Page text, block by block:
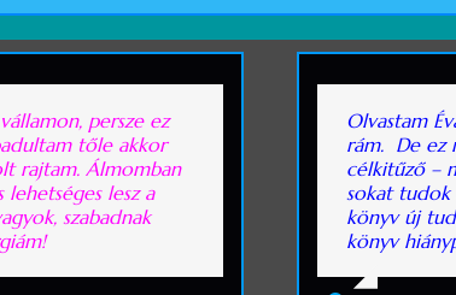
persze ez
tőle akkor
rajtam. Álmomban
lesz a
szabadnak
Olvastam
rám. De ez
célkitűző –
sokat tudok
könyv új
könyv